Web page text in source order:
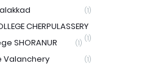
(1)
CHERPULASSERY
(1)
SHORANUR (1)
Valanchery (1)